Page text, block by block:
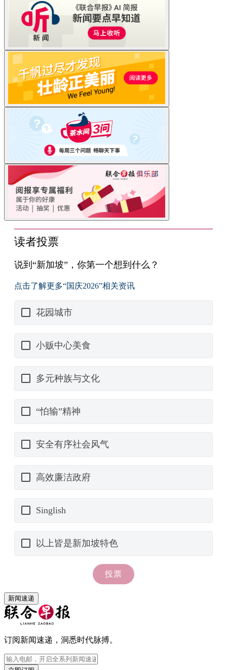
新闻速递
订阅新闻速递，洞悉时代脉搏。